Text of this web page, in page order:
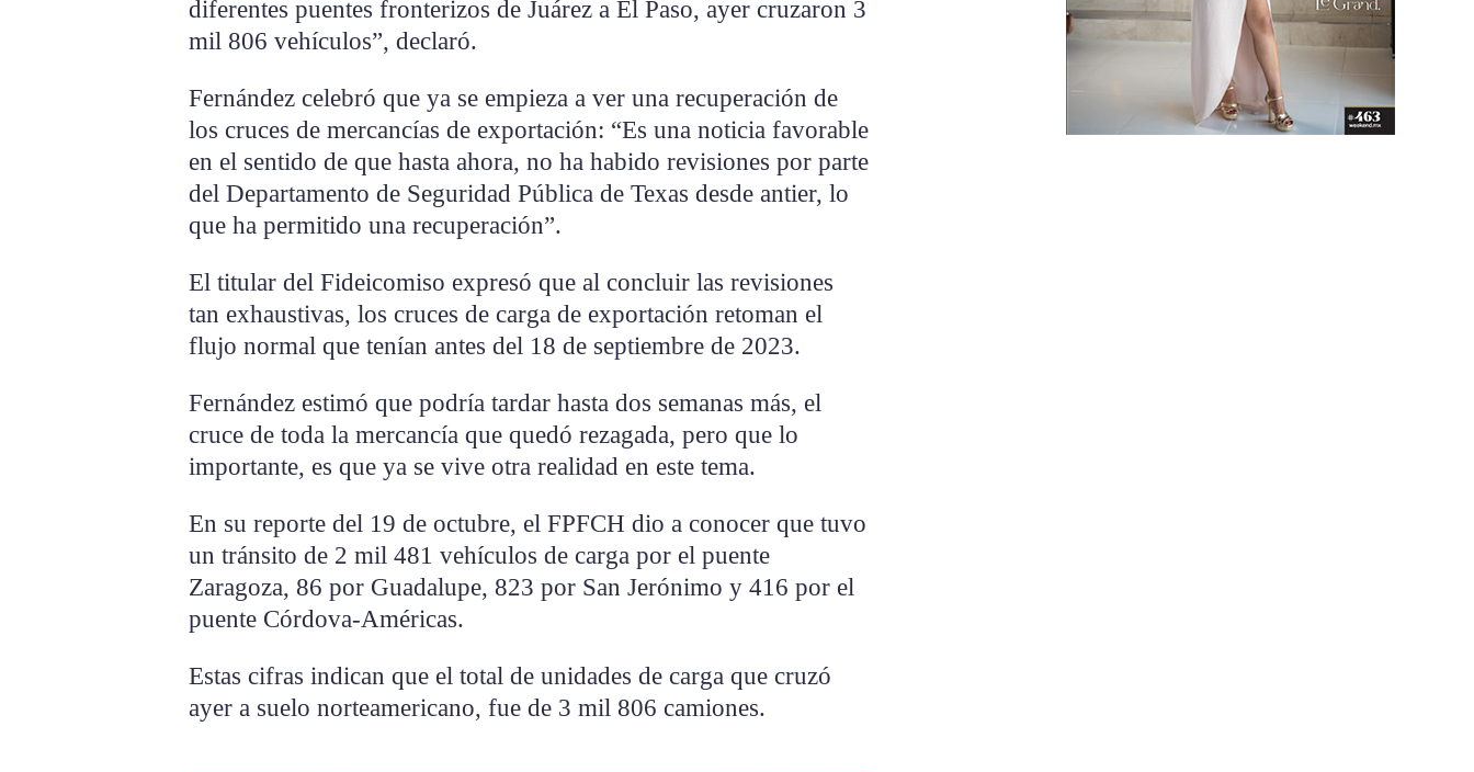
diferentes puentes fronterizos de Juárez a El Paso, ayer cruzaron 3
mil 806 vehículos”, declaró.
Fernández celebró que ya se empieza a ver una recuperación de
los cruces de mercancías de exportación: “Es una noticia favorable
en el sentido de que hasta ahora, no ha habido revisiones por parte
del Departamento de Seguridad Pública de Texas desde antier, lo
que ha permitido una recuperación”.
El titular del Fideicomiso expresó que al concluir las revisiones
tan exhaustivas, los cruces de carga de exportación retoman el
flujo normal que tenían antes del 18 de septiembre de 2023.
Fernández estimó que podría tardar hasta dos semanas más, el
cruce de toda la mercancía que quedó rezagada, pero que lo
importante, es que ya se vive otra realidad en este tema.
En su reporte del 19 de octubre, el FPFCH dio a conocer que tuvo
un tránsito de 2 mil 481 vehículos de carga por el puente
Zaragoza, 86 por Guadalupe, 823 por San Jerónimo y 416 por el
puente Córdova-Américas.
Estas cifras indican que el total de unidades de carga que cruzó
ayer a suelo norteamericano, fue de 3 mil 806 camiones.